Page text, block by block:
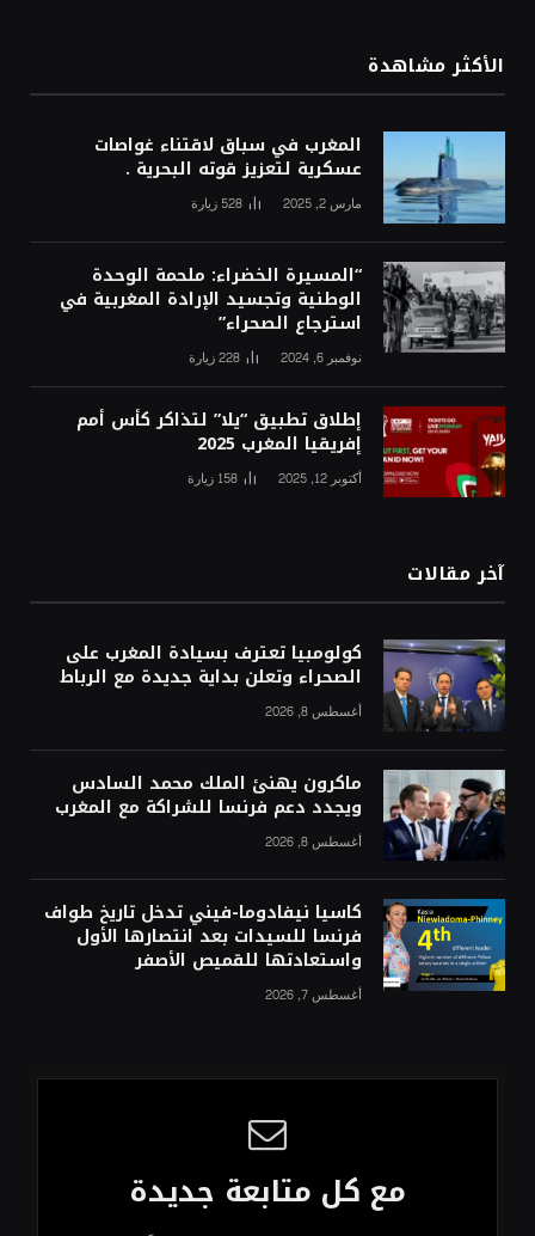
الأكثر مشاهدة
المغرب في سباق لاقتناء غواصات
عسكرية لتعزيز قوته البحرية .
مارس 2, 2025 528 زيارة
“المسيرة الخضراء: ملحمة الوحدة
الوطنية وتجسيد الإرادة المغربية في
استرجاع الصحراء”
نوفمبر 6, 2024 228زيارة
إطلاق تطبيق “يلا” لتذاكر كأس أمم
إفريقيا المغرب 2025
أكتوبر 12, 2025 158 زيارة
آخر مقالات
كولومبيا تعترف بسيادة المغرب على
الصحراء وتعلن بداية جديدة مع الرباط
أغسطس 8, 2026
ماكرون يهنئ الملك محمد السادس
ويجدد دعم فرنسا للشراكة مع المغرب
أغسطس 8, 2026
كاسيا نيفادوما-فيني تدخل تاريخ طواف
فرنسا للسيدات بعد انتصارها الأول
واستعادتها للقميص الأصفر
أغسطس 7, 2026
مع كل متابعة جديدة